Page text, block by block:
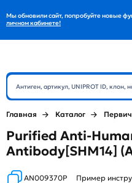
Мы обновили сайт, попробуйте новые
личном кабинете!
Главная Каталог
Purified Anti-
Antibody[SHM14]
AN009370P Пример